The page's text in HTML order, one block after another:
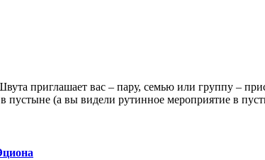
приглашает вас – пару, семью или группу –
пустыне (а вы видели рутинное мероприятие в